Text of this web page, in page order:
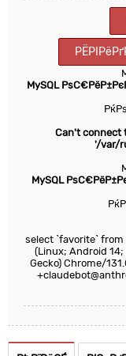
MySQL
Can't connect
'/var/
MySQL
select `favorite`
(Linux; Android 14;
Gecko) Chrome/